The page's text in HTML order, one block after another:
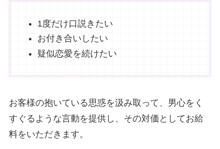
1度だけ口説きたい
お付き合いしたい
疑似恋愛を続けたい
お客様の抱いている思惑を汲み取って、男心をく
すぐるような言動を提供し、その対価としてお給
料をいただきます。